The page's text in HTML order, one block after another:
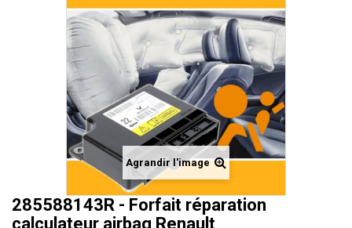
Agrandir l'image
285588143R - Forfait réparation
calculateur airbag Renault